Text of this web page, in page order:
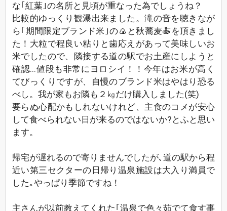
な｢紅葉｣の名所と見頃が重なった為でしょうね？
比較的ゆっくり観瀑出来ました。滝の音を聴きなが
ら｢期間限定ブランド米｣の🍙と秋蕎麦🍝を頂きまし
た！大粒で程良い粘りと歯応えがあって美味しいお
米でしたので、隣接する道の駅でお土産にしようと
確認...値段も非常にヨロシイ！！今年はお米が高く
てびっくりですが、自慢のブランド米はやはり恐る
べし。我が家もお隣も２㎏だけ購入しました(笑)
要らぬ心配かもしれないけれど、主食のコメが安心
して食べられない日が来るのではないか?とふと思い
ます。
帰宅が遅れるので寄りませんでしたが､道の駅から程
近い第三セクターの日帰り温泉施設は大入り満員で
した｡やっぱり季節ですね！
主さんが以前教えてくれた｢温泉で色々茹でて食す事